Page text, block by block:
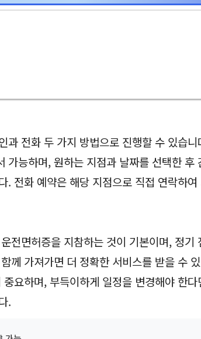
과 전화 두 가지 방법으로 진행할 수 있습니
가능하며, 원하는 지점과 날짜를 선택한 후
. 전화 예약은 해당 지점으로 직접 연락하여